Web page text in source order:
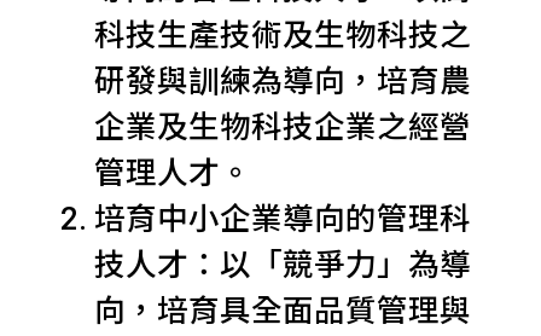
科技生產技術及生物科技之
研發與訓練為導向，培育農
企業及生物科技企業之經營
管理人才。
培育中小企業導向的管理科
技人才：以「競爭力」為導
向，培育具全面品質管理與